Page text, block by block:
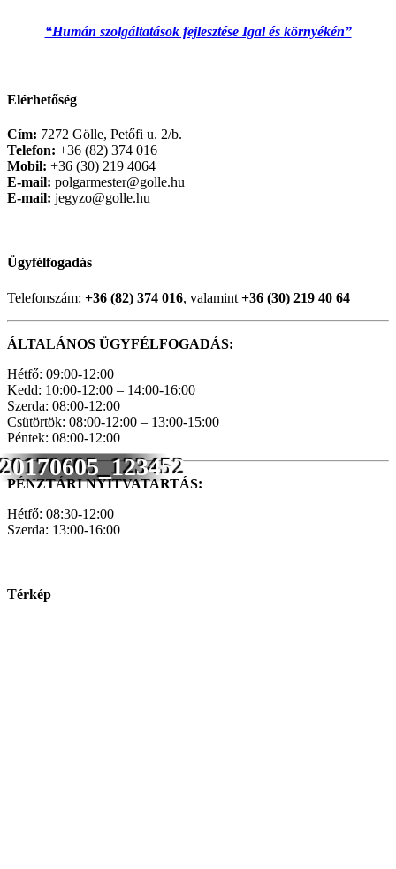
20170605_123452
“Humán szolgáltatások fejlesztése Igal és környékén”
Elérhetőség
Cím: 7272 Gölle, Petőfi u. 2/b.
Telefon: +36 (82) 374 016
Mobil: +36 (30) 219 4064
E-mail: polgarmester@golle.hu
E-mail: jegyzo@golle.hu
Ügyfélfogadás
Telefonszám: +36 (82) 374 016, valamint +36 (30) 219 40 64
ÁLTALÁNOS ÜGYFÉLFOGADÁS:
Hétfő: 09:00-12:00
Kedd: 10:00-12:00 – 14:00-16:00
Szerda: 08:00-12:00
Csütörtök: 08:00-12:00 – 13:00-15:00
Péntek: 08:00-12:00
PÉNZTÁRI NYITVATARTÁS:
Hétfő: 08:30-12:00
Szerda: 13:00-16:00
Térkép